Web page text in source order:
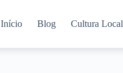
Início Blog Cultura Local